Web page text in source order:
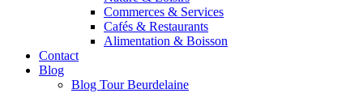
Commerces & Services
Cafés & Restaurants
Alimentation & Boisson
Contact
Blog
Blog Tour Beurdelaine